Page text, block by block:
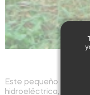
Este pequeño
hidroeléctrica, te